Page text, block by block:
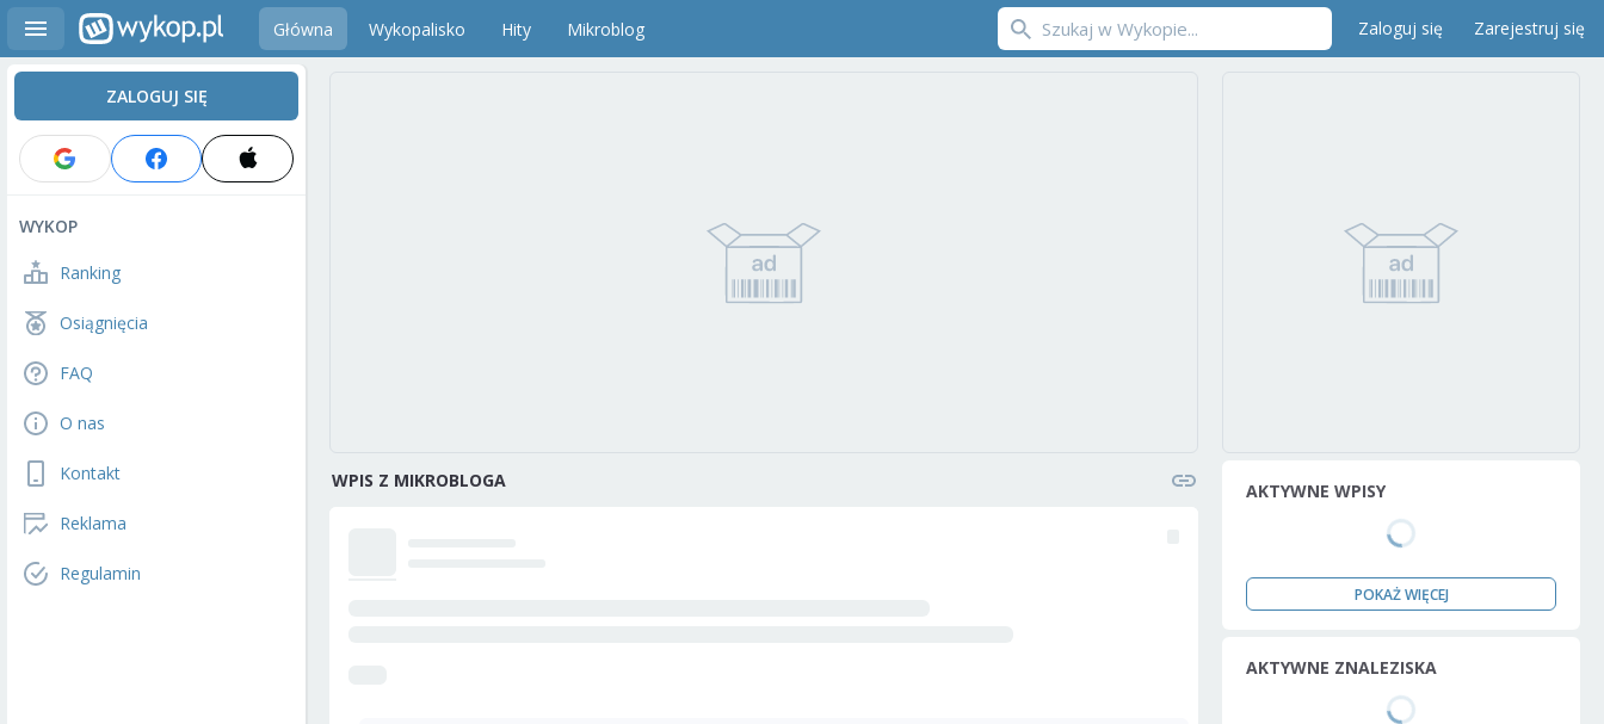
Główna Wykopalisko Hity Mikroblog Zaloguj się Zarejestruj się
ZALOGUJ SIĘ
WYKOP
Ranking
Osiągnięcia
FAQ
O nas
Kontakt
Reklama
Regulamin
WPIS Z MIKROBLOGA AKTYWNE WPISY
POKAŻ WIĘCEJ
AKTYWNE ZNALEZISKA